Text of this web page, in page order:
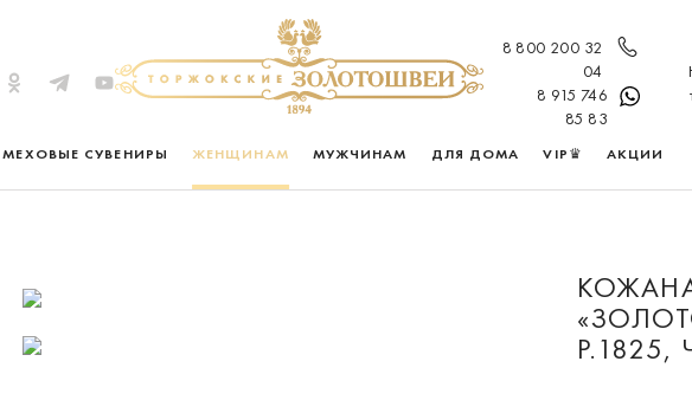
8 800 200 32
04
8 915 746
85 83
МЕХОВЫЕ СУВЕНИРЫ ЖЕНЩИНАМ МУЖЧИНАМ ДЛЯ ДОМА VIP♛ АКЦИИ
Р.1825,